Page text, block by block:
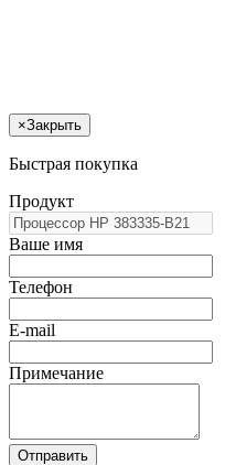
×Закрыть
Быстрая покупка
Продукт
Ваше имя
Телефон
E-mail
Примечание
Отправить